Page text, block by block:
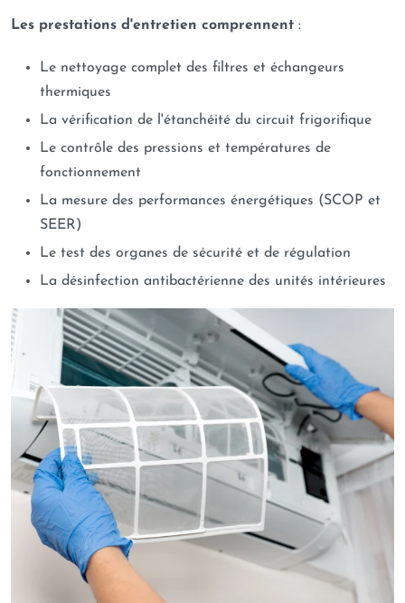
Les prestations d'entretien comprennent :
Le nettoyage complet des filtres et échangeurs
thermiques
La vérification de l'étanchéité du circuit frigorifique
Le contrôle des pressions et températures de
fonctionnement
La mesure des performances énergétiques (SCOP et
SEER)
Le test des organes de sécurité et de régulation
La désinfection antibactérienne des unités intérieures